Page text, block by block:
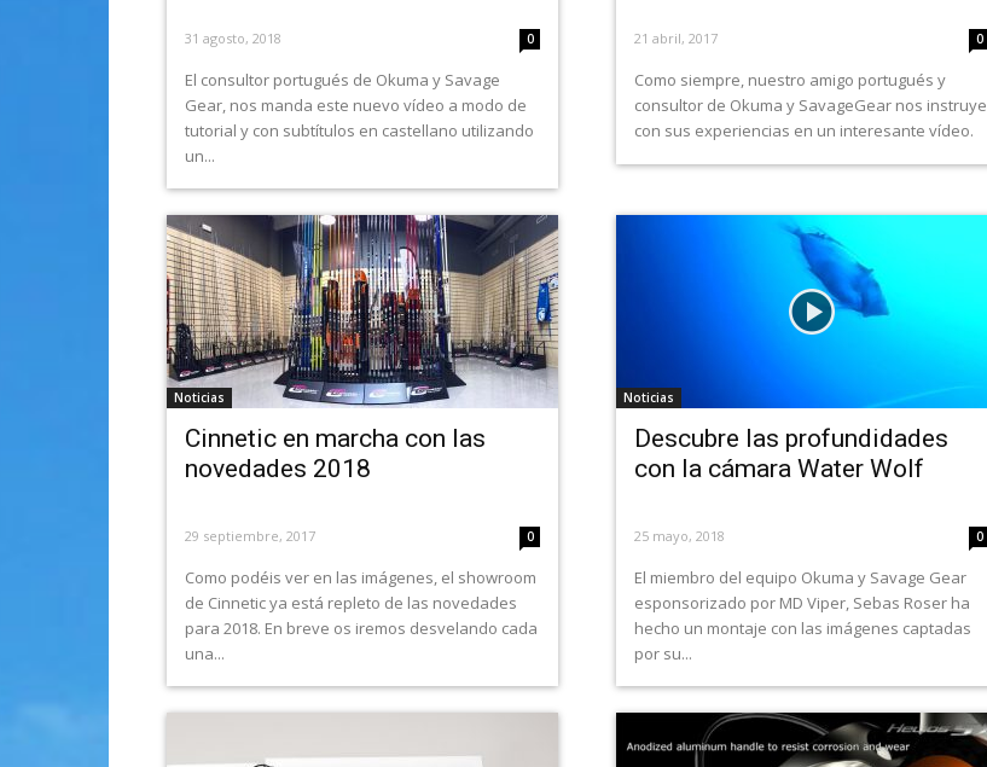
31 agosto, 2018 0
El consultor portugués de Okuma y Savage
Gear, nos manda este nuevo vídeo a modo de
tutorial y con subtítulos en castellano utilizando
un...
21 abril, 2017 0
Como siempre, nuestro amigo portugués y
consultor de Okuma y SavageGear nos instruye
con sus experiencias en un interesante vídeo.
Noticias
Cinnetic en marcha con las
novedades 2018
29 septiembre, 2017 0
Como podéis ver en las imágenes, el showroom
de Cinnetic ya está repleto de las novedades
para 2018. En breve os iremos desvelando cada
una...
Noticias
Descubre las profundidades
con la cámara Water Wolf
25 mayo, 2018 0
El miembro del equipo Okuma y Savage Gear
esponsorizado por MD Viper, Sebas Roser ha
hecho un montaje con las imágenes captadas
por su...